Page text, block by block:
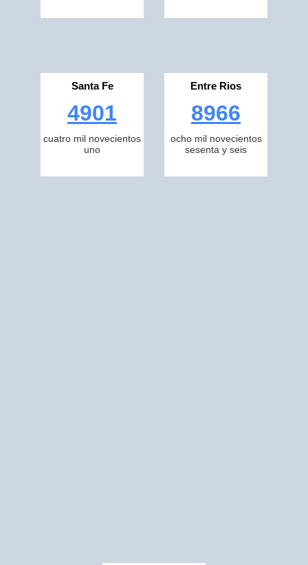
Santa Fe
4901
cuatro mil novecientos
uno
Entre Rios
8966
ocho mil novecientos
sesenta y seis